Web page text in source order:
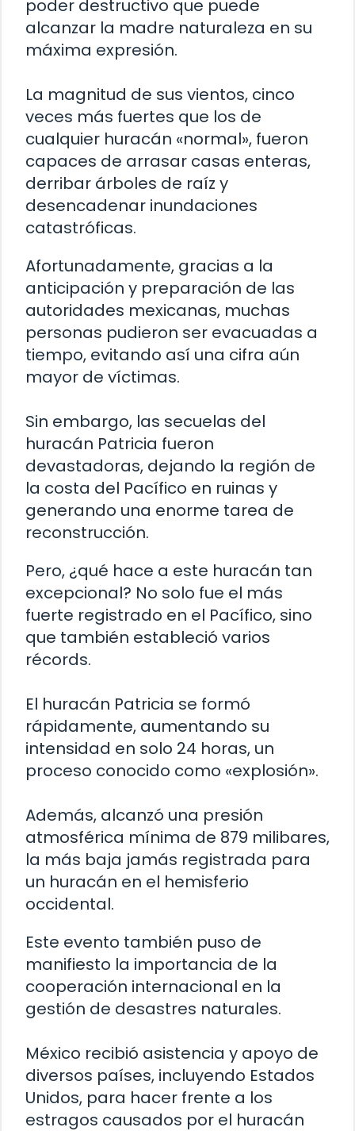
poder destructivo que puede
alcanzar la madre naturaleza en su
máxima expresión.
La magnitud de sus vientos, cinco
veces más fuertes que los de
cualquier huracán «normal», fueron
capaces de arrasar casas enteras,
derribar árboles de raíz y
desencadenar inundaciones
catastróficas.
Afortunadamente, gracias a la
anticipación y preparación de las
autoridades mexicanas, muchas
personas pudieron ser evacuadas a
tiempo, evitando así una cifra aún
mayor de víctimas.
Sin embargo, las secuelas del
huracán Patricia fueron
devastadoras, dejando la región de
la costa del Pacífico en ruinas y
generando una enorme tarea de
reconstrucción.
Pero, ¿qué hace a este huracán tan
excepcional? No solo fue el más
fuerte registrado en el Pacífico, sino
que también estableció varios
récords.
El huracán Patricia se formó
rápidamente, aumentando su
intensidad en solo 24 horas, un
proceso conocido como «explosión».
Además, alcanzó una presión
atmosférica mínima de 879 milibares,
la más baja jamás registrada para
un huracán en el hemisferio
occidental.
Este evento también puso de
manifiesto la importancia de la
cooperación internacional en la
gestión de desastres naturales.
México recibió asistencia y apoyo de
diversos países, incluyendo Estados
Unidos, para hacer frente a los
estragos causados por el huracán